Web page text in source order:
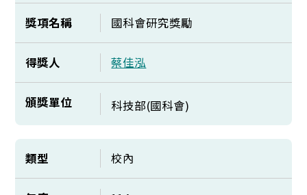
獎項名稱 國科會研究獎勵
得獎人 蔡佳泓
頒獎單位 科技部(國科會)
類型 校內